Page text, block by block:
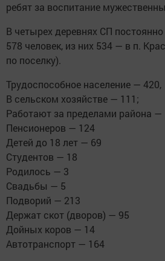
ребят за воспитание
В четырех деревнях СП
578 человек, из них 534 — в п.
по поселку).
Трудоспособное население — 420,
В сельском хозяйстве — 111;
Работают за пределами района —
Пенсионеров — 124
Детей до 18 лет — 69
Студентов — 18
Родилось — 3
Свадьбы — 5
Подворий — 213
Держат скот (дворов) — 95
Дойных коров — 14
Автотранспорт — 164